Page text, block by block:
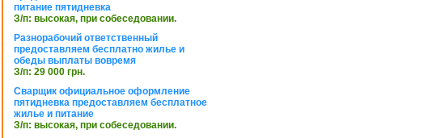
питание пятидневка
З/п: высокая, при собеседовании.
Разнорабочий ответственный
предоставляем бесплатно жилье и
обеды выплаты вовремя
З/п: 29 000 грн.
Сварщик официальное оформление
пятидневка предоставляем бесплатное
жилье и питание
З/п: высокая, при собеседовании.